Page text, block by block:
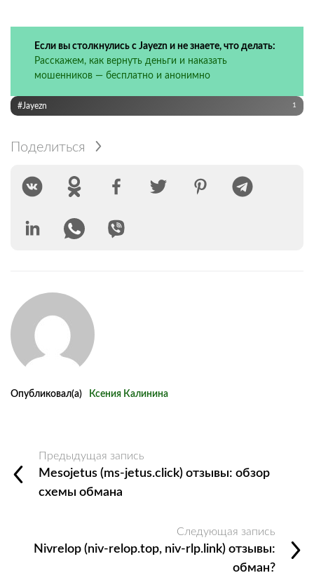
Если вы столкнулись с Jayezn и не знаете, что делать:
Расскажем, как вернуть деньги и наказать
мошенников — бесплатно и анонимно
#Jayezn 1
Поделиться
Опубликовал(а) Ксения Калинина
Предыдущая запись
Mesojetus (ms-jetus.click) отзывы: обзор
схемы обмана
Следующая запись
Nivrelop (niv-relop.top, niv-rlp.link) отзывы:
обман?